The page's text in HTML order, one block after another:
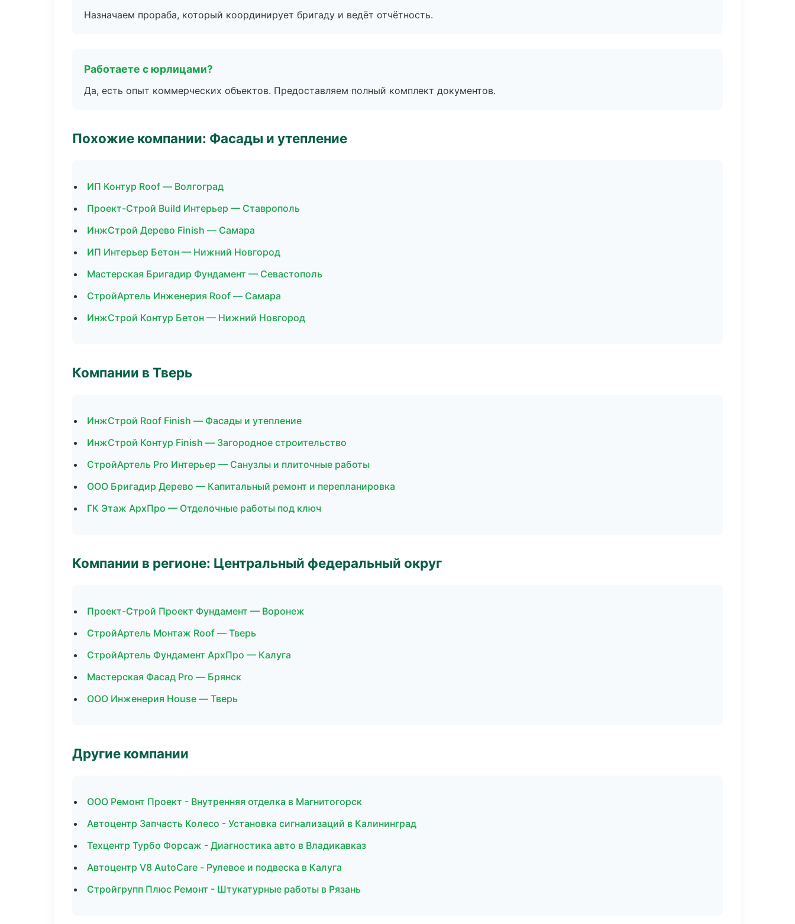
Назначаем прораба, который координирует бригаду и ведёт отчётность.
Работаете с юрлицами?
Да, есть опыт коммерческих объектов. Предоставляем полный комплект документов.
Похожие компании: Фасады и утепление
ИП Контур Roof — Волгоград
Проект-Строй Build Интерьер — Ставрополь
ИнжСтрой Дерево Finish — Самара
ИП Интерьер Бетон — Нижний Новгород
Мастерская Бригадир Фундамент — Севастополь
СтройАртель Инженерия Roof — Самара
ИнжСтрой Контур Бетон — Нижний Новгород
Компании в Тверь
ИнжСтрой Roof Finish — Фасады и утепление
ИнжСтрой Контур Finish — Загородное строительство
СтройАртель Pro Интерьер — Санузлы и плиточные работы
ООО Бригадир Дерево — Капитальный ремонт и перепланировка
ГК Этаж АрхПро — Отделочные работы под ключ
Компании в регионе: Центральный федеральный округ
Проект-Строй Проект Фундамент — Воронеж
СтройАртель Монтаж Roof — Тверь
СтройАртель Фундамент АрхПро — Калуга
Мастерская Фасад Pro — Брянск
ООО Инженерия House — Тверь
Другие компании
ООО Ремонт Проект - Внутренняя отделка в Магнитогорск
Автоцентр Запчасть Колесо - Установка сигнализаций в Калининград
Техцентр Турбо Форсаж - Диагностика авто в Владикавказ
Автоцентр V8 AutoCare - Рулевое и подвеска в Калуга
Стройгрупп Плюс Ремонт - Штукатурные работы в Рязань